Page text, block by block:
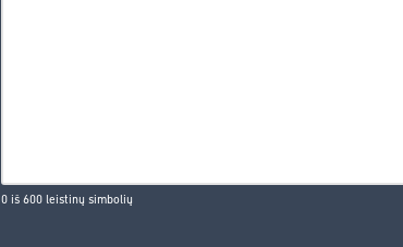
0 iš 600 leistinų simbolių